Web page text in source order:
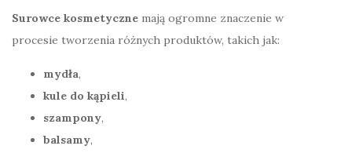
Surowce kosmetyczne mają ogromne znaczenie w
procesie tworzenia różnych produktów, takich jak:
mydła,
kule do kąpieli,
szampony,
balsamy,